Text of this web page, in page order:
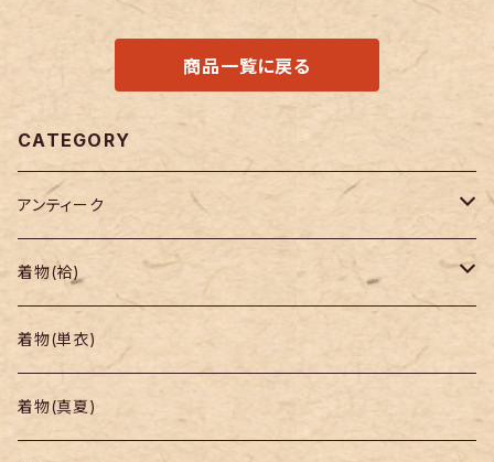
商品一覧に戻る
CATEGORY
アンティーク
着物
帯
羽織り・道行
着物(袷)
小紋
色無地・江戸小紋
着物(単衣)
着物(真夏)